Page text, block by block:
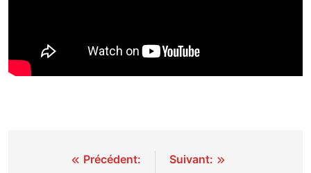
NavigationPrécédent:
Suivant: